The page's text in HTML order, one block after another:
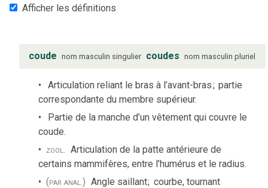
Afficher les définitions
coude nom masculin singulier coudes nom masculin pluriel
Articulation reliant le bras à l’avant-bras; partie
correspondante du membre supérieur.
Partie de la manche d’un vêtement qui couvre le
coude.
zool. Articulation de la patte antérieure de
certains mammifères, entre l’humérus et le radius.
(par anal.) Angle saillant; courbe, tournant